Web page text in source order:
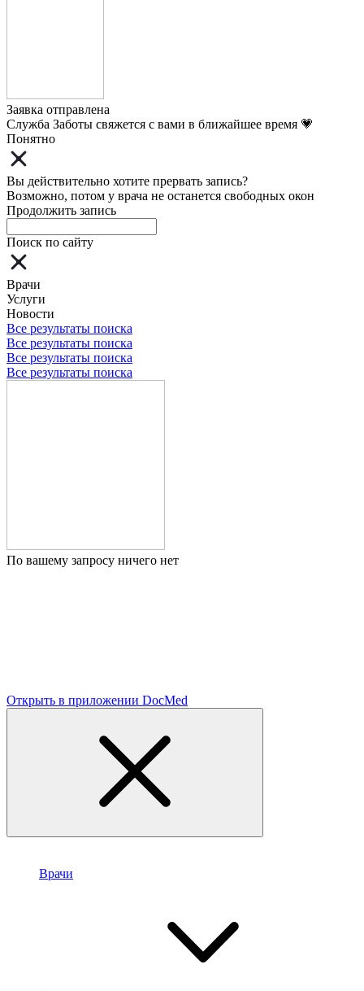
Заявка отправлена
Служба Заботы свяжется с вами в ближайшее время 💗
Понятно
Вы действительно хотите прервать запись?
Возможно, потом у врача не останется свободных окон
Продолжить запись
Поиск по сайту
Врачи
Услуги
Новости
Все результаты поиска
Все результаты поиска
Все результаты поиска
Все результаты поиска
По вашему запросу ничего нет
Открыть в приложении DocMed
Врачи